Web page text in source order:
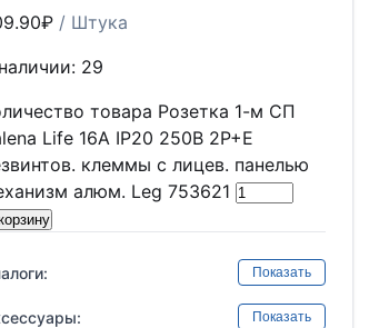
₽ / Штука
29
товара Розетка 1-м СП
Life 16А IP20 250В 2P+E
клеммы с лицев. панелью
алюм. Leg 753621
Показать
Показать